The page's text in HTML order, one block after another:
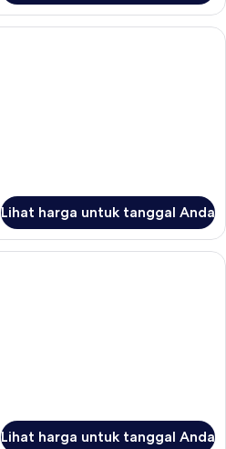
Seprai premium, selimut bulu angsa,
Lihat harga untuk tanggal Anda
Seprai premium, selimut bulu angsa,
Lihat harga untuk tanggal Anda